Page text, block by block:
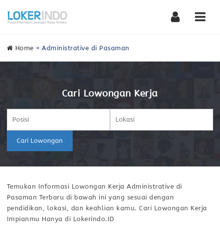
Home »Administrative di Pasaman
Cari Lowongan Kerja
Cari Lowongan
Temukan Informasi Lowongan Kerja Administrative di
Pasaman Terbaru di bawah ini yang sesuai dengan
pendidikan, lokasi, dan keahlian kamu. Cari Lowongan Kerja
Impianmu Hanya di Lokerindo.ID